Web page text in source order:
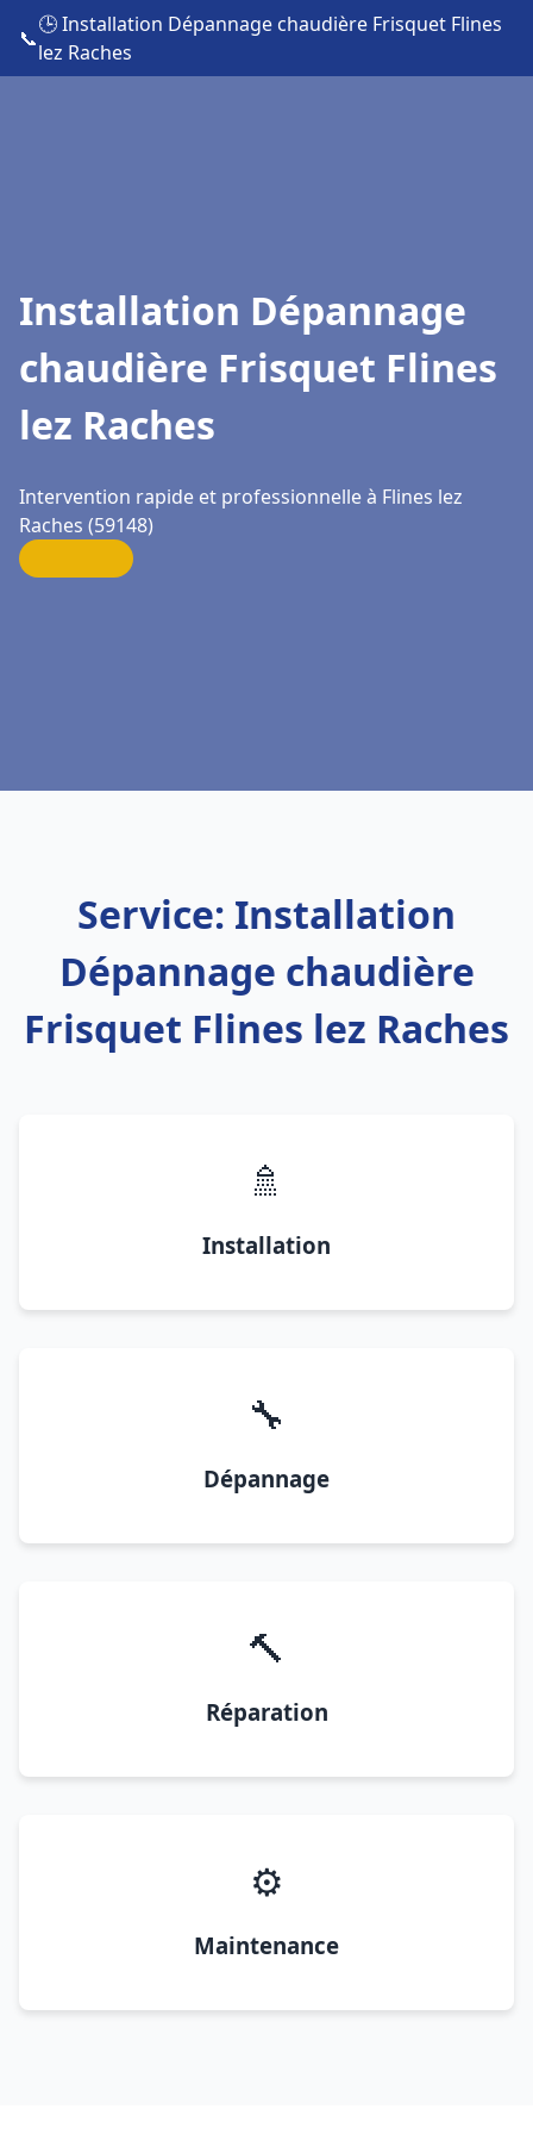
📞
🕒 Installation Dépannage chaudière Frisquet Flines
lez Raches
Installation Dépannage
chaudière Frisquet Flines
lez Raches
Intervention rapide et professionnelle à Flines lez
Raches (59148)
Service: Installation
Dépannage chaudière
Frisquet Flines lez Raches
🚿
Installation
🔧
Dépannage
🔨
Réparation
⚙️
Maintenance